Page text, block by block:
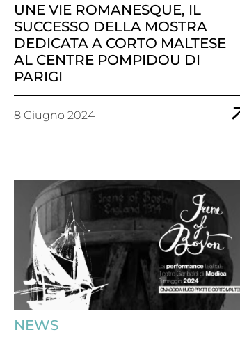
UNE VIE ROMANESQUE, IL
SUCCESSO DELLA MOSTRA
DEDICATA A CORTO MALTESE
AL CENTRE POMPIDOU DI
PARIGI
8 Giugno 2024
NEWS